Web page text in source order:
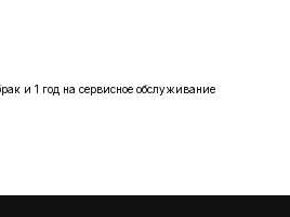
и 1 год на сервисное обслуживание